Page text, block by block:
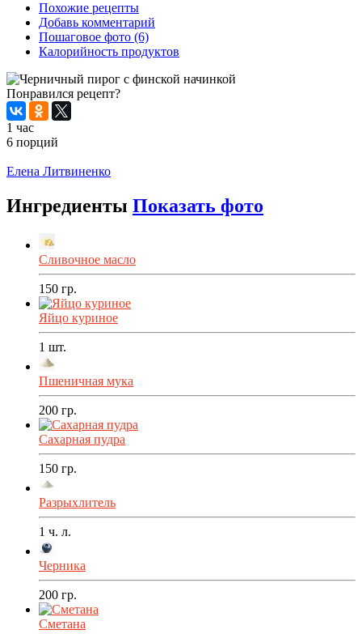
Похожие рецепты
Добавь комментарий
Пошаговое фото (6)
Калорийность продуктов
Понравился рецепт?
1 час
6 порций
Елена Литвиненко
Ингредиенты Показать фото
Сливочное масло
150 гр.
Яйцо куриное
1 шт.
Пшеничная мука
200 гр.
Сахарная пудра
150 гр.
Разрыхлитель
1 ч. л.
Черника
200 гр.
Сметана